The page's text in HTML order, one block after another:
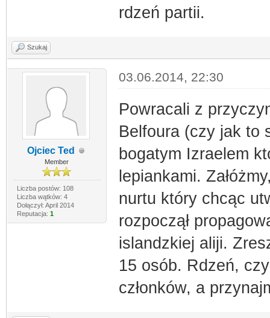
rdzeń partii.
Szukaj
Ojciec Ted
Member
Liczba postów: 108
Liczba wątków: 4
Dołączył: April 2014
Reputacja: 1
03.06.2014, 22:30
Powracali z
Belfoura (czy jak to
bogatym Izraelem
lepiankami.
nurtu który chcąc
rozpoczął
islandzkiej aliji.
15 osób. Rdzeń,
członków, a